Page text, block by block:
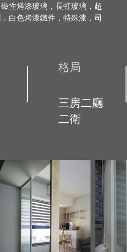
性烤漆玻璃，長虹玻璃，超
白色烤漆鐵件，特殊漆，司
格局
三房二廳
二衛